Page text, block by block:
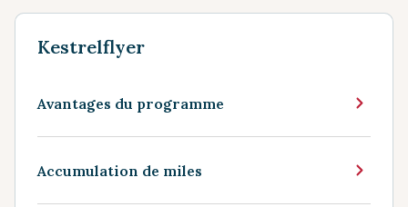
Kestrelflyer
Avantages du programme
Accumulation de miles